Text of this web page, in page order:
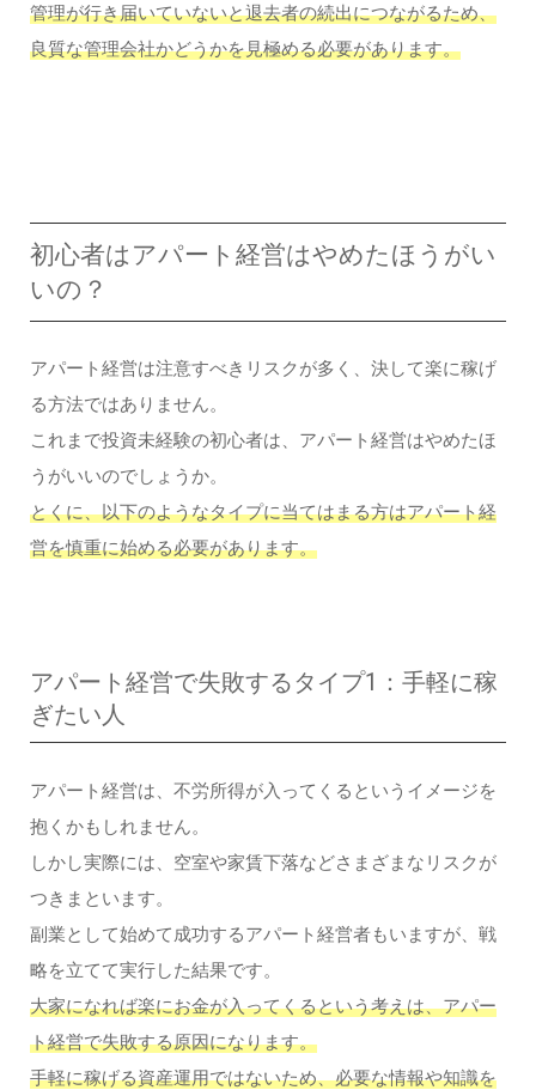
管理が行き届いていないと退去者の続出につながるため、
良質な管理会社かどうかを見極める必要があります。
初心者はアパート経営はやめたほうがい
いの？
アパート経営は注意すべきリスクが多く、決して楽に稼げ
る方法ではありません。
これまで投資未経験の初心者は、アパート経営はやめたほ
うがいいのでしょうか。
とくに、以下のようなタイプに当てはまる方はアパート経
営を慎重に始める必要があります。
アパート経営で失敗するタイプ1：手軽に稼
ぎたい人
アパート経営は、不労所得が入ってくるというイメージを
抱くかもしれません。
しかし実際には、空室や家賃下落などさまざまなリスクが
つきまといます。
副業として始めて成功するアパート経営者もいますが、戦
略を立てて実行した結果です。
大家になれば楽にお金が入ってくるという考えは、アパー
ト経営で失敗する原因になります。
手軽に稼げる資産運用ではないため、必要な情報や知識を